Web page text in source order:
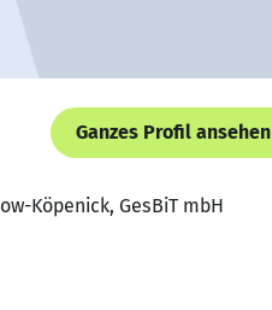
Ganzes Profil ansehen
Köpenick, GesBiT mbH